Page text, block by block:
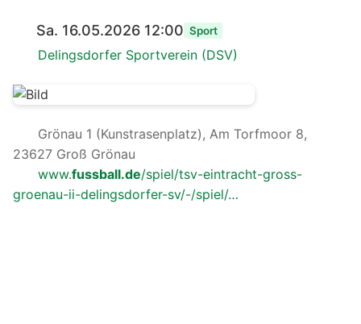
Sa. 16.05.2026 12:00 Sport
Delingsdorfer Sportverein (DSV)
Grönau 1 (Kunstrasenplatz), Am Torfmoor 8,
23627 Groß Grönau
www.fussball.de/spiel/tsv-eintracht-gross-
groenau-ii-delingsdorfer-sv/-/spiel/…